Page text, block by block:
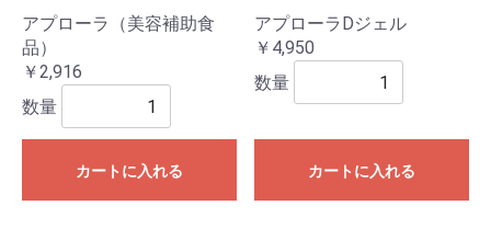
アプローラ（美容補助食
品）
￥2,916
数量
カートに入れる
アプローラDジェル
￥4,950
数量
カートに入れる